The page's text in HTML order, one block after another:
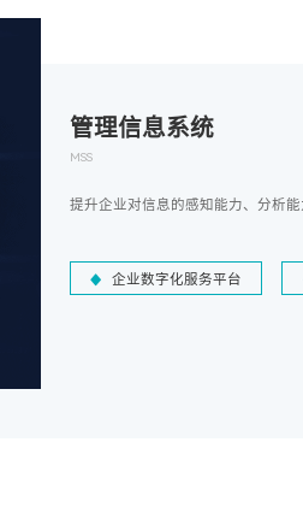
管理信息系统
MSS
提升企业对信息的感知能力、分析
企业数字化服务平台